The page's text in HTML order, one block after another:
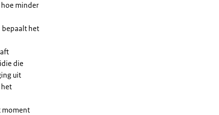
hoe minder
bepaalt het
die
uit
moment